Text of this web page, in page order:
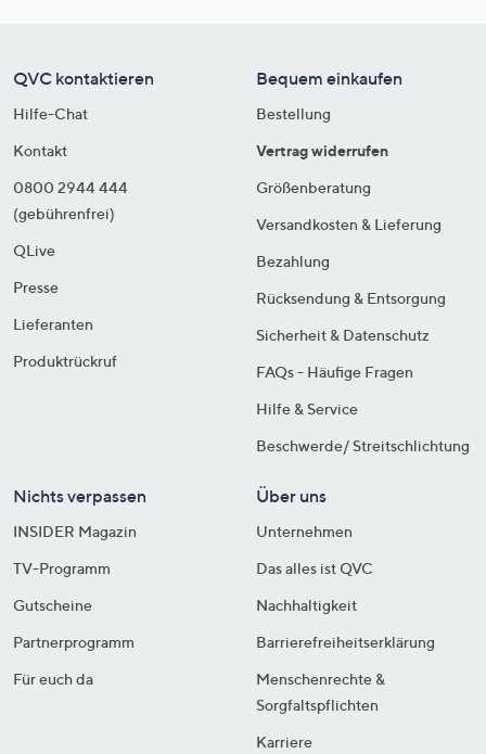
QVC kontaktieren
Hilfe-Chat
Kontakt
0800 2944 444
(gebührenfrei)
QLive
Presse
Lieferanten
Produktrückruf
Bequem einkaufen
Bestellung
Vertrag widerrufen
Größenberatung
Versandkosten & Lieferung
Bezahlung
Rücksendung & Entsorgung
Sicherheit & Datenschutz
FAQs - Häufige Fragen
Hilfe & Service
Beschwerde/ Streitschlichtung
Nichts verpassen
INSIDER Magazin
TV-Programm
Gutscheine
Partnerprogramm
Für euch da
Über uns
Unternehmen
Das alles ist QVC
Nachhaltigkeit
Barrierefreiheitserklärung
Menschenrechte &
Sorgfaltspflichten
Karriere